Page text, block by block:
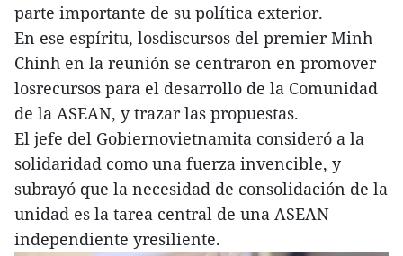
parte importante de su política exterior.
En ese espíritu, losdiscursos del premier Minh
Chinh en la reunión se centraron en promover
losrecursos para el desarrollo de la Comunidad
de la ASEAN, y trazar las propuestas.
El jefe del Gobiernovietnamita consideró a la
solidaridad como una fuerza invencible, y
subrayó que la necesidad de consolidación de la
unidad es la tarea central de una ASEAN
independiente yresiliente.